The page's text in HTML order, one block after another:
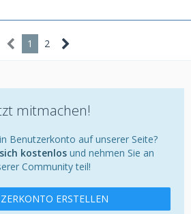
1 2
mitmachen!
Benutzerkonto auf unserer Seite?
kostenlos und nehmen Sie an
Community teil!
ERSTELLEN